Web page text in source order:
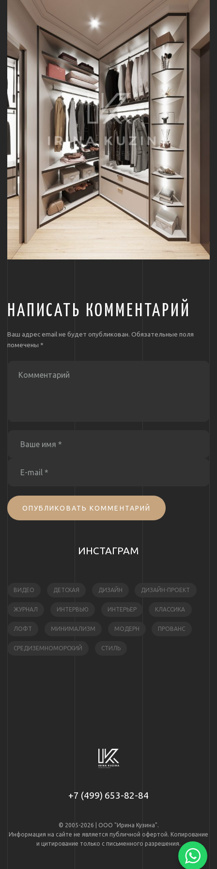
НАПИСАТЬ КОММЕНТАРИЙ
Ваш адрес email не будет опубликован. Обязательные поля
помечены *
ОПУБЛИКОВАТЬ КОММЕНТАРИЙ
ИНСТАГРАМ
ВИДЕО ДЕТСКАЯ ДИЗАЙН ДИЗАЙН-ПРОЕКТ
ЖУРНАЛ ИНТЕРВЬЮ ИНТЕРЬЕР КЛАССИКА
ЛОФТ МИНИМАЛИЗМ МОДЕРН ПРОВАНС
СРЕДИЗЕМНОМОРСКИЙ СТИЛЬ
+7 (499) 653-82-84
© 2005-2026 | ООО "Ирина Кузина".
Информация на сайте не является публичной офертой. Копирование
и цитирование только с письменного разрешения.